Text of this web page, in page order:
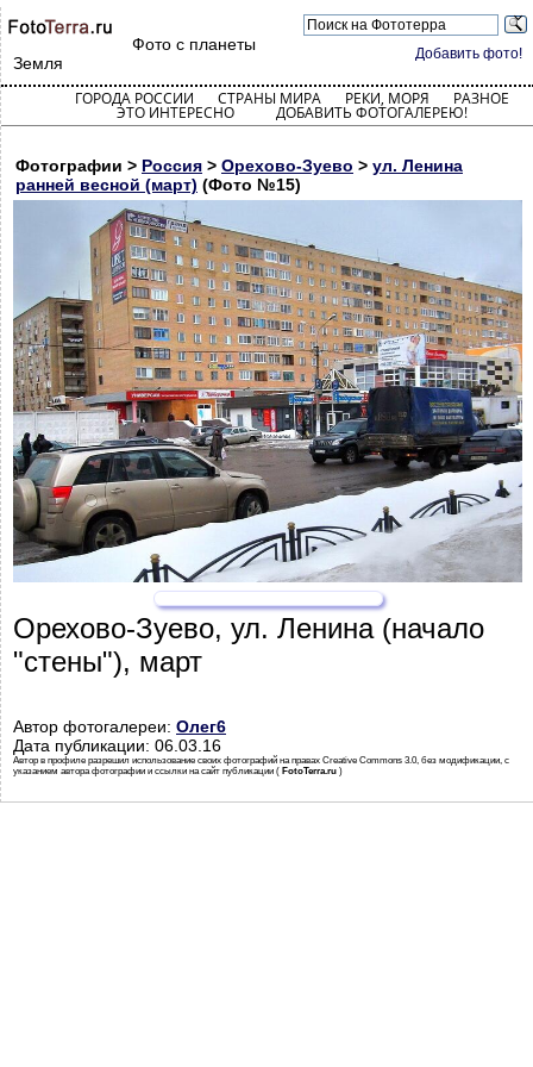
Добавить фото!
Фото с планеты
Земля
ГОРОДА РОССИИ СТРАНЫ МИРА РЕКИ, МОРЯ РАЗНОЕ
ЭТО ИНТЕРЕСНО ДОБАВИТЬ ФОТОГАЛЕРЕЮ!
Фотографии > Россия > Орехово-Зуево > ул. Ленина
ранней весной (март) (Фото №15)
Орехово-Зуево, ул. Ленина (начало
"стены"), март
Автор фотогалереи: Олег6
Дата публикации: 06.03.16
Автор в профиле разрешил использование своих фотографий на правах Creative Commons 3.0, без модификации, с
указанием автора фотографии и ссылки на сайт публикации ( FotoTerra.ru )